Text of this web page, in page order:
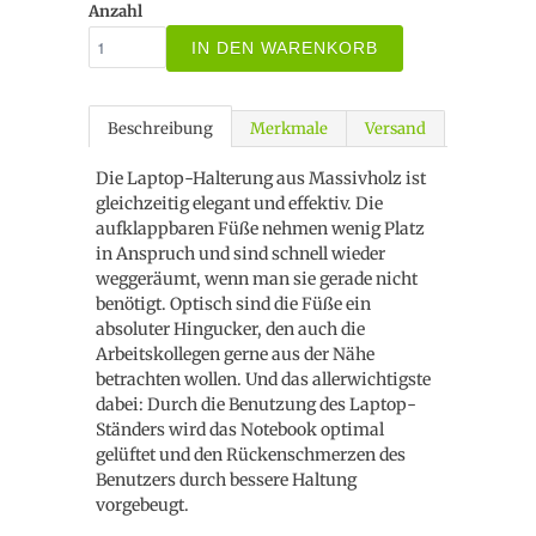
Anzahl
IN DEN WARENKORB
Beschreibung Merkmale Versand
Die Laptop-Halterung aus Massivholz ist
gleichzeitig elegant und effektiv. Die
aufklappbaren Füße nehmen wenig Platz
in Anspruch und sind schnell wieder
weggeräumt, wenn man sie gerade nicht
benötigt. Optisch sind die Füße ein
absoluter Hingucker, den auch die
Arbeitskollegen gerne aus der Nähe
betrachten wollen. Und das allerwichtigste
dabei: Durch die Benutzung des Laptop-
Ständers wird das Notebook optimal
gelüftet und den Rückenschmerzen des
Benutzers durch bessere Haltung
vorgebeugt.